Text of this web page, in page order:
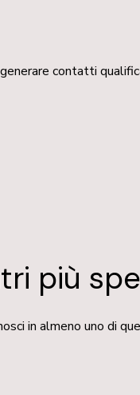
contatti
più
in almeno uno di